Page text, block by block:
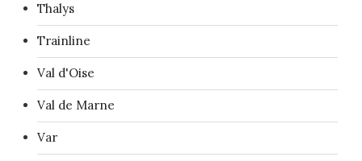
Thalys
Trainline
Val d'Oise
Val de Marne
Var